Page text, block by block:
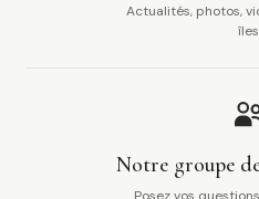
Actualités, photos,
îles
Notre groupe
Posez vos